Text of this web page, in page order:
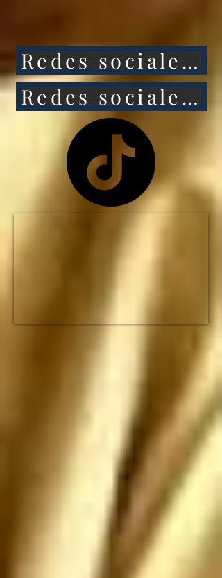
Unidos caerá aún más
rápido.
NO HAY MANERA de
que Estados Unidos
siga siendo la primera
potencia mundial... y el
ESTADOUNIDENSE
no durará ni una
fracción de lo que duró
el imperio romano
ataquen, pero si nos
atacan los saludo
antes de que sean
ANIQUILADOS por
SUS propias
construcciones
paradójicas que son
Redes sociales 1
Redes sociales 2